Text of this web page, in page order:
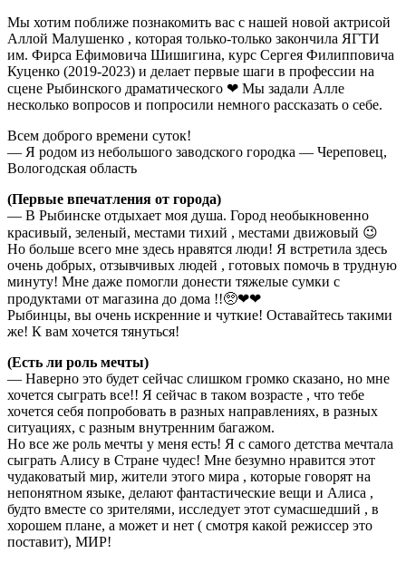
Мы хотим поближе познакомить вас с нашей новой актрисой
Аллой Малушенко , которая только-только закончила ЯГТИ
им. Фирса Ефимовича Шишигина, курс Сергея Филипповича
Куценко (2019-2023) и делает первые шаги в профессии на
сцене Рыбинского драматического ❤ Мы задали Алле
несколько вопросов и попросили немного рассказать о себе.
Всем доброго времени суток!
— Я родом из небольшого заводского городка — Череповец,
Вологодская область
(Первые впечатления от города)
— В Рыбинске отдыхает моя душа. Город необыкновенно
красивый, зеленый, местами тихий , местами движовый 😉
Но больше всего мне здесь нравятся люди! Я встретила здесь
очень добрых, отзывчивых людей , готовых помочь в трудную
минуту! Мне даже помогли донести тяжелые сумки с
продуктами от магазина до дома !!🥺❤❤
Рыбинцы, вы очень искренние и чуткие! Оставайтесь такими
же! К вам хочется тянуться!
(Есть ли роль мечты)
— Наверно это будет сейчас слишком громко сказано, но мне
хочется сыграть все!! Я сейчас в таком возрасте , что тебе
хочется себя попробовать в разных направлениях, в разных
ситуациях, с разным внутренним багажом.
Но все же роль мечты у меня есть! Я с самого детства мечтала
сыграть Алису в Стране чудес! Мне безумно нравится этот
чудаковатый мир, жители этого мира , которые говорят на
непонятном языке, делают фантастические вещи и Алиса ,
будто вместе со зрителями, исследует этот сумасшедший , в
хорошем плане, а может и нет ( смотря какой режиссер это
поставит), МИР!